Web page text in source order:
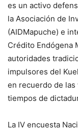
es un activo
la Asociación de
(AIDMapuche) e
Crédito Endógena
autoridades
impulsores del
en recuerdo de las
tiempos de
La IV encuesta